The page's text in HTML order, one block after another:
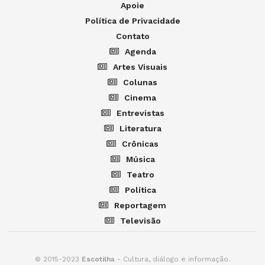
Apoie
Política de Privacidade
Contato
Agenda
Artes Visuais
Colunas
Cinema
Entrevistas
Literatura
Crônicas
Música
Teatro
Política
Reportagem
Televisão
© 2015-2023 Escotilha - Cultura, diálogo e informação.